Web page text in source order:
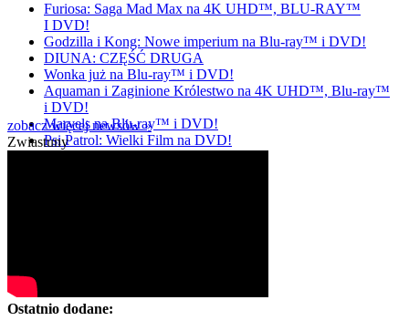
Furiosa: Saga Mad Max na 4K UHD™, BLU-RAY™
I DVD!
Godzilla i Kong: Nowe imperium na Blu-ray™ i DVD!
DIUNA: CZĘŚĆ DRUGA
Wonka już na Blu-ray™ i DVD!
Aquaman i Zaginione Królestwo na 4K UHD™, Blu-ray™
i DVD!
Marvels na Blu-ray™ i DVD!
Psi Patrol: Wielki Film na DVD!
zobacz więcej newsów »
Zwiastuny
Ostatnio dodane: